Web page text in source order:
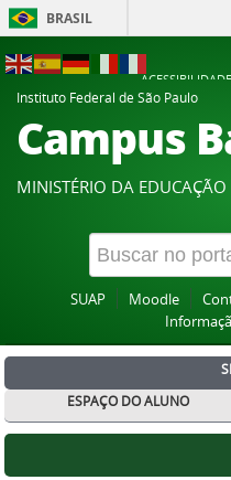
BRASIL
ACESSIBILIDADE
Instituto Federal de São Paulo
Campus
MINISTÉRIO DA EDUCAÇÃO
SUAP Moodle
ESPAÇO DO ALUNO